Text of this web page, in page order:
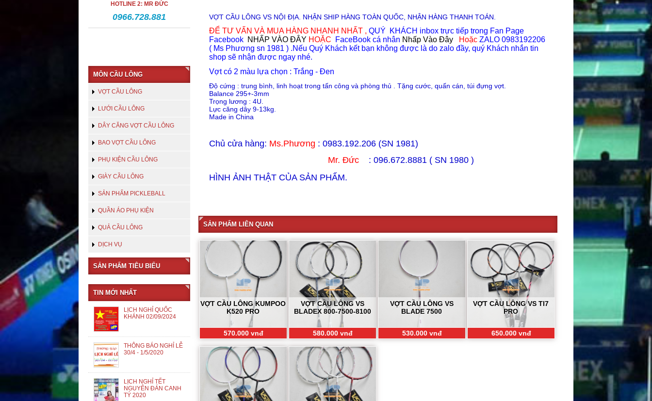
HOTLINE 2: MR ĐỨC
0966.728.881
MÔN CẦU LÔNG
VỢT CẦU LÔNG
LƯỚI CẦU LÔNG
DÂY CĂNG VỢT CẦU LÔNG
BAO VỢT CẦU LÔNG
PHỤ KIỆN CẦU LÔNG
GIÀY CẦU LÔNG
SẢN PHẨM PICKLEBALL
QUẦN ÁO PHỤ KIỆN
QUẢ CẦU LÔNG
DỊCH VỤ
SẢN PHẨM TIÊU BIỂU
TIN MỚI NHẤT
LỊCH NGHỈ QUỐC
KHÁNH 02/09/2024
THÔNG BÁO NGHỈ LỄ
30/4 - 1/5/2020
LỊCH NGHỈ TẾT
NGUYÊN ĐÁN CANH
TÝ 2020
VỢT CẦU LÔNG VS NỘI ĐỊA. NHẬN SHIP HÀNG TOÀN QUỐC, NHẬN HÀNG THANH TOÁN.
ĐỂ TƯ VẤN VÀ MUA HÀNG NHANH NHẤT ,QUÝ KHÁCH inbox trực tiếp trong Fan Page
Facebook NHẤP VÀO ĐÂY HOẶC FaceBook cá nhân Nhấp Vào Đây Hoặc ZALO 0983192206
( Ms Phương sn 1981 ) .Nếu Quý Khách kết bạn không được là do zalo đầy, quý Khách nhắn tin
shop sẽ nhận được ngay nhé.
Vợt có 2 màu lựa chọn : Trắng - Đen
Độ cứng : trung bình, linh hoạt trong tấn công và phòng thủ . Tặng cước, quấn cán, túi đựng vợt.
Balance 295+-3mm
Trọng lương : 4U.
Lực căng dây 9-13kg.
Made in China
Chủ cửa hàng: Ms.Phương : 0983.192.206 (SN 1981)
Mr. Đức :096.672.8881 ( SN 1980 )
HÌNH ẢNH THẬT CỦA SẢN PHẨM.
SẢN PHẨM LIÊN QUAN
VỢT CẦU LÔNG KUMPOO
K520 PRO
570.000 vnđ
VỢT CẦU LÔNG VS
BLADEX 800-7500-8100
580.000 vnđ
VỢT CẦU LÔNG VS
BLADE 7500
530.000 vnđ
VỢT CẦU LÔNG VS TI7
PRO
650.000 vnđ